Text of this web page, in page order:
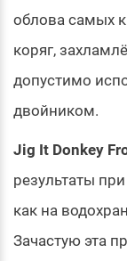
облова самых
коряг,
допустимо
двойником.
Jig It Donkey
результаты
как на
Зачастую эта